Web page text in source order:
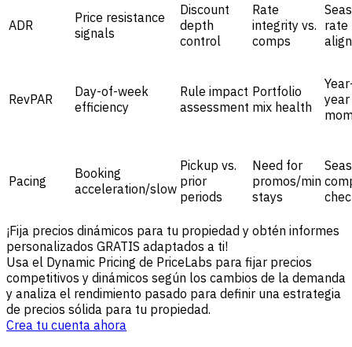
ADR
Price resistance
signals
Discount
depth
control
Rate
integrity vs.
comps
rate
RevPAR
Day-of-week
efficiency
Rule impact
assessment
Portfolio
mix health
year
Pacing
Booking
acceleration/slow
Pickup vs.
prior
periods
Need for
promos/min
stays
¡Fija precios dinámicos para tu propiedad y obtén informes
personalizados GRATIS adaptados a ti!
Usa el Dynamic Pricing de PriceLabs para fijar precios
competitivos y dinámicos según los cambios de la demanda
y analiza el rendimiento pasado para definir una estrategia
de precios sólida para tu propiedad.
Crea tu cuenta ahora